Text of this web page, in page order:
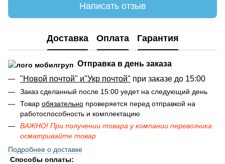
Написать отзыв
Доставка Оплата Гарантия
Отправка в день заказа
"Новой почтой" и"Укр почтой" при заказе до 15:00
Заказ сделанный после 15:00 уедет на следующий день
Товар обязательно проверяется перед отправкой на
работоспособность и комплектацию
ВАЖНО! При получении товара у компании перевозчика
осматривайте товар
Подробнее о доставке
Способы оплаты: